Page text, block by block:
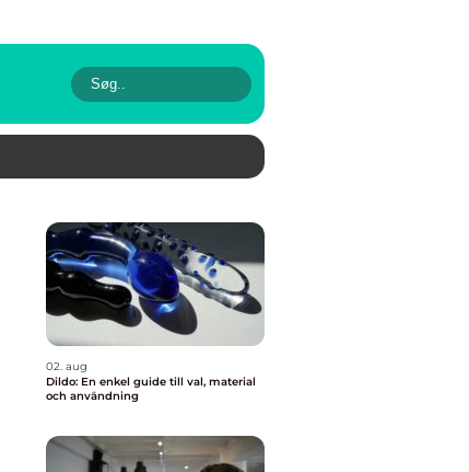
02. aug
Dildo: En enkel guide till val, material
och användning